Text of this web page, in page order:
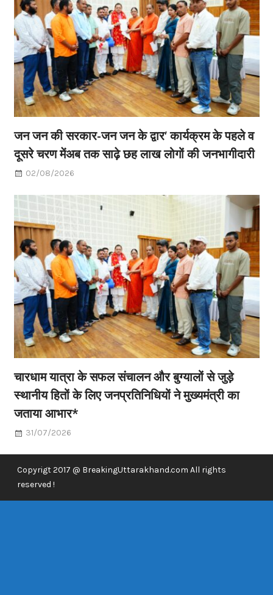
जन जन की सरकार-जन जन के द्वार’ कार्यक्रम के पहले व
दूसरे चरण मेंअब तक साढ़े छह लाख लोगों की जनभागीदारी
02/08/2026
चारधाम यात्रा के सफल संचालन और बुग्यालों से जुड़े
स्थानीय हितों के लिए जनप्रतिनिधियों ने मुख्यमंत्री का
जताया आभार*
31/07/2026
Copyrigt 2017 @ BreakingUttarakhand.com All rights
reserved !